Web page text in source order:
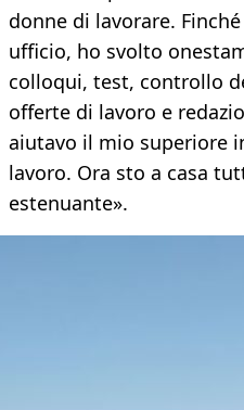
donne di lavorare.
ufficio, ho svolto
colloqui, test, controllo
offerte di lavoro e
aiutavo il mio superiore
lavoro. Ora sto a casa
estenuante».